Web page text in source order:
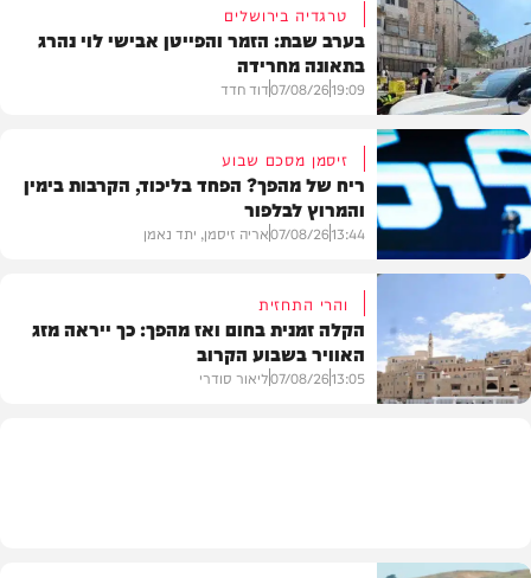
בארץ
טרגדיה בירושלים
בערב שבת: הזמר והפייטן אבישי לוי נהרג
בתאונה מחרידה
19:09
07/08/26דוד חדד
פוליטי
זיסמן מסכם שבוע
ריח של מהפך? הפחד בליכוד, הקרבות בימין
והמרוץ לבלפור
13:44
07/08/26אריה זיסמן, יתד נאמן
והרי התחזית
הקלה זמנית בחום ואז מהפך: כך ייראה מזג
האוויר בשבוע הקרוב
13:05
07/08/26ליאור סודרי